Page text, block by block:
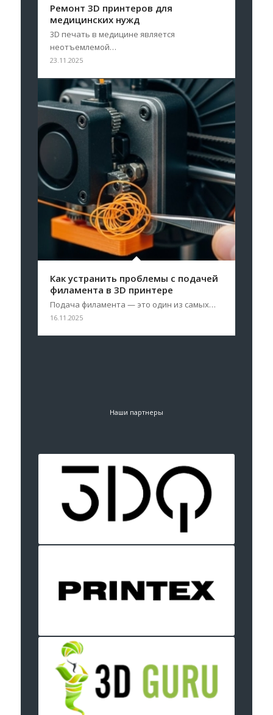
Ремонт 3D принтеров для
медицинских нужд
3D печать в медицине является
неотъемлемой…
23.11.2025
Как устранить проблемы с подачей
филамента в 3D принтере
Подача филамента — это один из самых…
16.11.2025
Наши партнеры